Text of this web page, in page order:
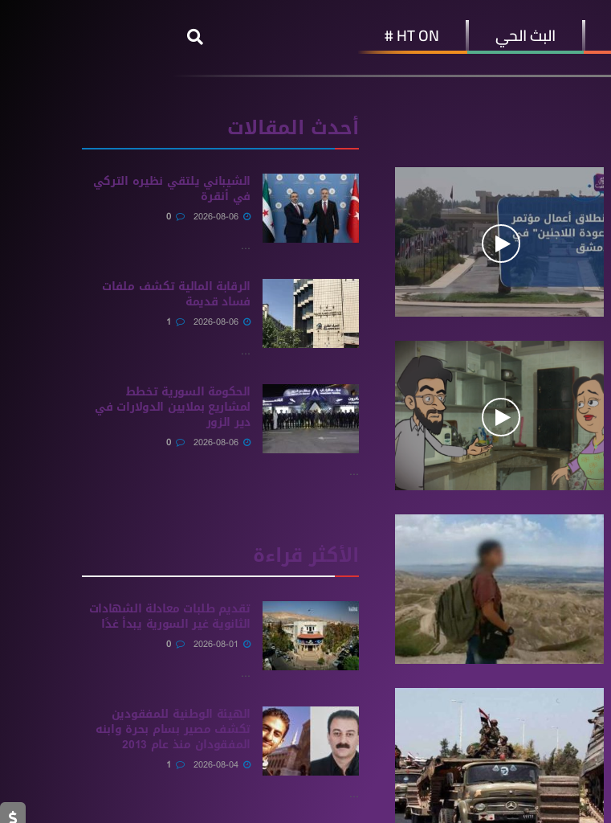
البث الحي HT ON #
أحدث المقالات
الشيباني يلتقي نظيره التركي
في أنقرة
...
الرقابة المالية تكشف ملفات
فساد قديمة
...
الحكومة السورية تخطط
لمشاريع بملايين الدولارات في
دير الزور
...
الأكثر قراءة
تقديم طلبات معادلة الشهادات
الثانوية ‏غير السورية يبدأ غدًا
...
الهيئة الوطنية للمفقودين
تكشف مصير بسام بحرة وابنه
المفقودان منذ عام 2013
...